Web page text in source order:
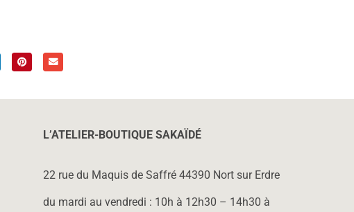
L’ATELIER-BOUTIQUE SAKAÏDÉ
22 rue du Maquis de Saffré 44390 Nort sur Erdre
du mardi au vendredi : 10h à 12h30 – 14h30 à